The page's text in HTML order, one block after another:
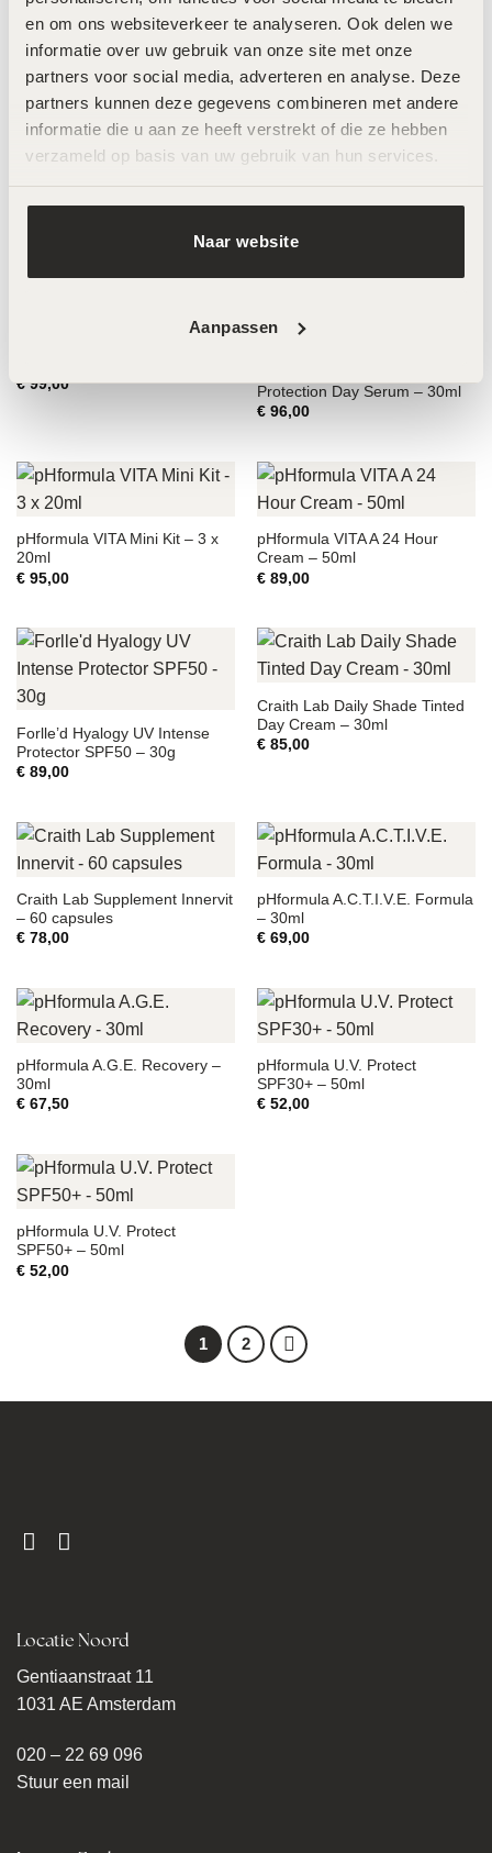
en om ons websiteverkeer te analyseren. Ook delen we
informatie over uw gebruik van onze site met onze
partners voor social media, adverteren en analyse. Deze
partners kunnen deze gegevens combineren met andere
informatie die u aan ze heeft verstrekt of die ze hebben
verzameld op basis van uw gebruik van hun services.
Naar website
Aanpassen
109,00 €107,00
Craith Lab Royal Vegan
Craith Lab Royal Collagen
€99,00
Protection Day Serum – 30ml
€96,00
pHformula VITA Mini Kit – 3 x
20ml
€95,00
pHformula VITA A 24 Hour
Cream – 50ml
€89,00
Forlle’d Hyalogy UV Intense
Protector SPF50 – 30g
€89,00
Craith Lab Daily Shade Tinted
Day Cream – 30ml
€85,00
Craith Lab Supplement Innervit
– 60 capsules
€78,00
pHformula A.C.T.I.V.E. Formula
– 30ml
€69,00
pHformula A.G.E. Recovery –
30ml
€67,50
pHformula U.V. Protect
SPF30+ – 50ml
€52,00
pHformula U.V. Protect
SPF50+ – 50ml
€52,00
1 2
Locatie Noord
Gentiaanstraat 11
1031 AE Amsterdam
020 – 22 69 096
Stuur een mail